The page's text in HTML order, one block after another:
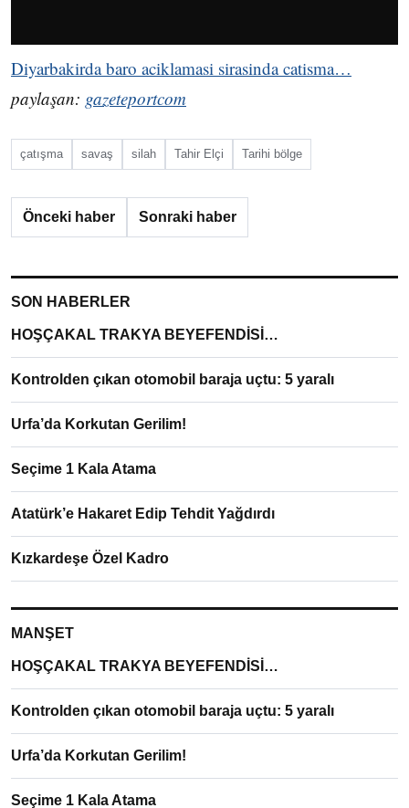
Diyarbakirda baro aciklamasi sirasinda catisma…
paylaşan: gazeteportcom
çatışma savaş silah Tahir Elçi Tarihi bölge
Önceki haber Sonraki haber
SON HABERLER
HOŞÇAKAL TRAKYA BEYEFENDİSİ…
Kontrolden çıkan otomobil baraja uçtu: 5 yaralı
Urfa’da Korkutan Gerilim!
Seçime 1 Kala Atama
Atatürk’e Hakaret Edip Tehdit Yağdırdı
Kızkardeşe Özel Kadro
MANŞET
HOŞÇAKAL TRAKYA BEYEFENDİSİ…
Kontrolden çıkan otomobil baraja uçtu: 5 yaralı
Urfa’da Korkutan Gerilim!
Seçime 1 Kala Atama